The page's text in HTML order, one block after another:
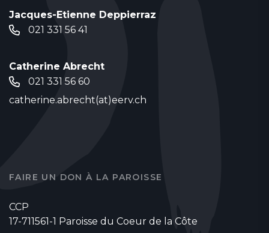
Jacques-Etienne Deppierraz
021 331 56 41
Catherine Abrecht
021 331 56 60
catherine.abrecht(at)eerv.ch
FAIRE UN DON À LA PAROISSE
CCP
17-711561-1 Paroisse du Coeur de la Côte